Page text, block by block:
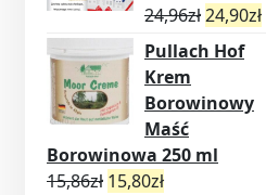
24,96zł24,90zł
Pullach Hof
Krem
Borowinowy
Maść
Borowinowa 250 ml
15,86zł 15,80zł